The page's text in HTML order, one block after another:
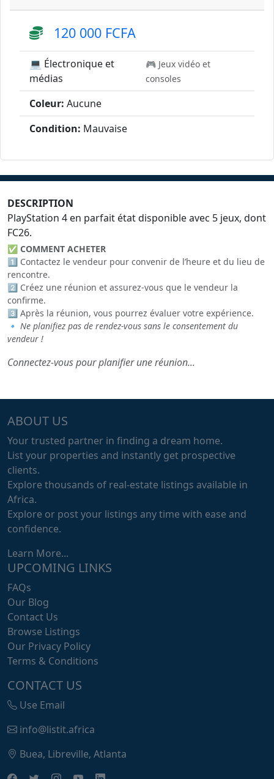
120 000 FCFA
💻 Électronique et
médias
🎮 Jeux vidéo et
consoles
Coleur: Aucune
Condition: Mauvaise
DESCRIPTION
PlayStation 4 en parfait état disponible avec 5 jeux, dont
FC26.
✅ COMMENT ACHETER
1️⃣ Contactez le vendeur pour convenir de l’heure et du lieu de
rencontre.
2️⃣ Créez une réunion et assurez-vous que le vendeur la
confirme.
3️⃣ Après la réunion, vous pourrez évaluer votre expérience.
🔹 Ne planifiez pas de rendez-vous sans le consentement du
vendeur !
Connectez-vous pour planifier une réunion...
ABOUT US
Your trusted partner in finding a dream home.
List your properties and instantly get prospective
clients.
Explore thousands of real-estate listings available in
Africa.
Explore or post your listings any time with ease and
confidence.
Learn More...
UPCOMING LINKS
FAQs
Our Blog
Contact Us
Browse Listings
Our Privacy Policy
Terms & Conditions
CONTACT US
Use Email
info@listit.africa
Buea, Libreville, Atlanta